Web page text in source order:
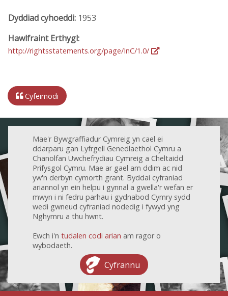
Dyddiad cyhoeddi: 1953
Hawlfraint Erthygl:
http://rightsstatements.org/page/InC/1.0/
Cyfeirnodi
Mae'r Bywgraffiadur Cymreig yn cael ei
ddarparu gan Lyfrgell Genedlaethol Cymru a
Chanolfan Uwchefrydiau Cymreig a Cheltaidd
Prifysgol Cymru. Mae ar gael am ddim ac nid
yw'n derbyn cymorth grant. Byddai cyfraniad
ariannol yn ein helpu i gynnal a gwella'r wefan er
mwyn i ni fedru parhau i gydnabod Cymry sydd
wedi gwneud cyfraniad nodedig i fywyd yng
Nghymru a thu hwnt.
Ewch i'n tudalen codi arian am ragor o
wybodaeth.
Cyfrannu